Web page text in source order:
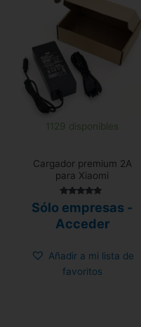
1129 disponibles
Cargador premium 2A
para Xiaomi
con
de 5
Sólo empresas -
Acceder
Añadir a mi lista de
favoritos